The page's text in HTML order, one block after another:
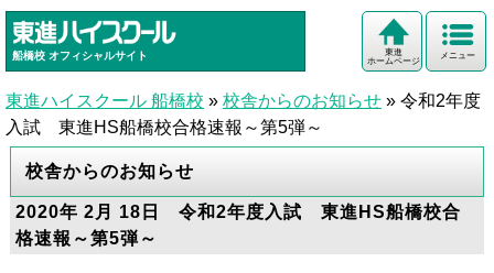
船橋校 オフィシャルサイト メニュー
東進
ホームページ
東進ハイスクール 船橋校 » 校舎からのお知らせ » 令和2年度
入試 東進HS船橋校合格速報～第5弾～
校舎からのお知らせ
2020年 2月 18日 令和2年度入試 東進HS船橋校合
格速報～第5弾～